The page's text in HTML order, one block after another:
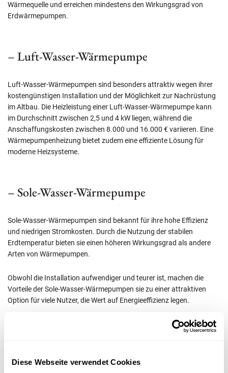
Diese Webseite verwendet Cookies
Wärmequelle und erreichen mindestens den Wirkungsgrad von
Erdwärmepumpen.
– Luft-Wasser-Wärmepumpe
Luft-Wasser-Wärmepumpen sind besonders attraktiv wegen ihrer
kostengünstigen Installation und der Möglichkeit zur Nachrüstung
im Altbau. Die Heizleistung einer Luft-Wasser-Wärmepumpe kann
im Durchschnitt zwischen 2,5 und 4 kW liegen, während die
Anschaffungskosten zwischen 8.000 und 16.000 € variieren. Eine
Wärmepumpenheizung bietet zudem eine effiziente Lösung für
moderne Heizsysteme.
– Sole-Wasser-Wärmepumpe
Sole-Wasser-Wärmepumpen sind bekannt für ihre hohe Effizienz
und niedrigen Stromkosten. Durch die Nutzung der stabilen
Erdtemperatur bieten sie einen höheren Wirkungsgrad als andere
Arten von Wärmepumpen.
Obwohl die Installation aufwendiger und teurer ist, machen die
Vorteile der Sole-Wasser-Wärmepumpen sie zu einer attraktiven
Option für viele Nutzer, die Wert auf Energieeffizienz legen.